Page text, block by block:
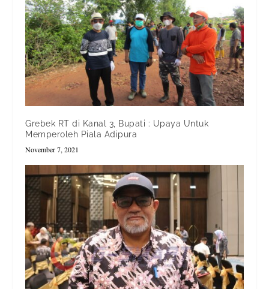
Grebek RT di Kanal 3, Bupati : Upaya Untuk
Memperoleh Piala Adipura
November 7, 2021